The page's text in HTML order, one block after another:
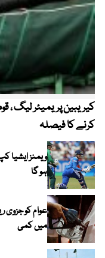
کرنے کا فیصلہ
ہو گا
عوام کو جزوی
میں کمی